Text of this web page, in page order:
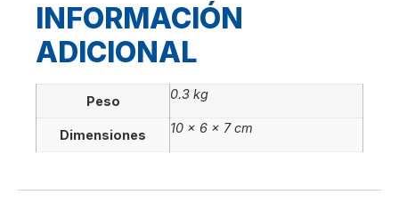
INFORMACIÓN
ADICIONAL
Peso 0.3 kg
Dimensiones 10 × 6 × 7 cm